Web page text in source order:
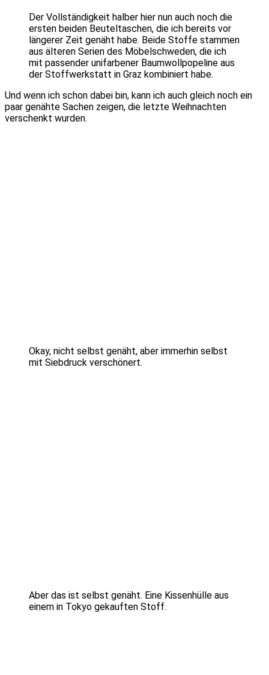
Der Vollständigkeit halber hier nun auch noch die
ersten beiden Beuteltaschen, die ich bereits vor
längerer Zeit genäht habe. Beide Stoffe stammen
aus älteren Serien des Möbelschweden, die ich
mit passender unifarbener Baumwollpopeline aus
der Stoffwerkstatt in Graz kombiniert habe.
Und wenn ich schon dabei bin, kann ich auch gleich noch ein
paar genähte Sachen zeigen, die letzte Weihnachten
verschenkt wurden.
Okay, nicht selbst genäht, aber immerhin selbst
mit Siebdruck verschönert.
Aber das ist selbst genäht. Eine Kissenhülle aus
einem in Tokyo gekauften Stoff.